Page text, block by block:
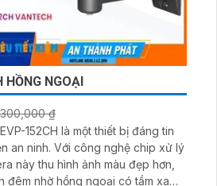
HỒNG NGOẠI
₫
152CH là một thiết bị đáng tin
nghệ chip xử lý
này thu hình ảnh màu đẹp hơn,
đêm nhờ hồng ngoại có tầm xa